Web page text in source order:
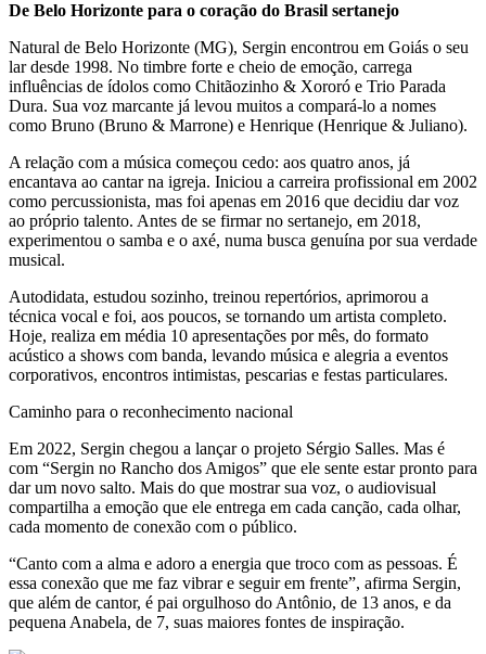
De Belo Horizonte para o coração do Brasil sertanejo
Natural de Belo Horizonte (MG), Sergin encontrou em Goiás o seu
lar desde 1998. No timbre forte e cheio de emoção, carrega
influências de ídolos como Chitãozinho & Xororó e Trio Parada
Dura. Sua voz marcante já levou muitos a compará-lo a nomes
como Bruno (Bruno & Marrone) e Henrique (Henrique & Juliano).
A relação com a música começou cedo: aos quatro anos, já
encantava ao cantar na igreja. Iniciou a carreira profissional em 2002
como percussionista, mas foi apenas em 2016 que decidiu dar voz
ao próprio talento. Antes de se firmar no sertanejo, em 2018,
experimentou o samba e o axé, numa busca genuína por sua verdade
musical.
Autodidata, estudou sozinho, treinou repertórios, aprimorou a
técnica vocal e foi, aos poucos, se tornando um artista completo.
Hoje, realiza em média 10 apresentações por mês, do formato
acústico a shows com banda, levando música e alegria a eventos
corporativos, encontros intimistas, pescarias e festas particulares.
Caminho para o reconhecimento nacional
Em 2022, Sergin chegou a lançar o projeto Sérgio Salles. Mas é
com “Sergin no Rancho dos Amigos” que ele sente estar pronto para
dar um novo salto. Mais do que mostrar sua voz, o audiovisual
compartilha a emoção que ele entrega em cada canção, cada olhar,
cada momento de conexão com o público.
“Canto com a alma e adoro a energia que troco com as pessoas. É
essa conexão que me faz vibrar e seguir em frente”, afirma Sergin,
que além de cantor, é pai orgulhoso do Antônio, de 13 anos, e da
pequena Anabela, de 7, suas maiores fontes de inspiração.